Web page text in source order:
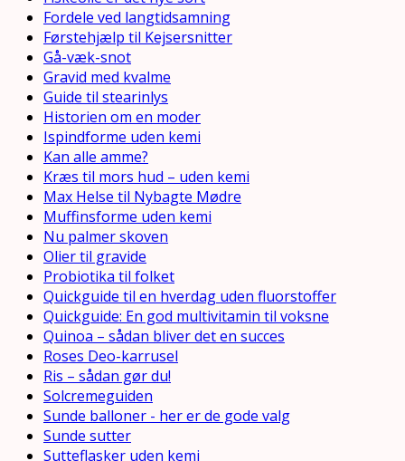
Fordele ved langtidsamning
Førstehjælp til Kejsersnitter
Gå-væk-snot
Gravid med kvalme
Guide til stearinlys
Historien om en moder
Ispindforme uden kemi
Kan alle amme?
Kræs til mors hud – uden kemi
Max Helse til Nybagte Mødre
Muffinsforme uden kemi
Nu palmer skoven
Olier til gravide
Probiotika til folket
Quickguide til en hverdag uden fluorstoffer
Quickguide: En god multivitamin til voksne
Quinoa – sådan bliver det en succes
Roses Deo-karrusel
Ris – sådan gør du!
Solcremeguiden
Sunde balloner - her er de gode valg
Sunde sutter
Sutteflasker uden kemi